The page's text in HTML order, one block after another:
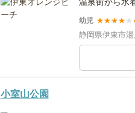
幼児 ★★★★ ★
静岡県伊東市湯
小室山公園